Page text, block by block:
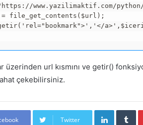
www.yazilimaktif.com/
file_get_contents($url);
üzerinden url kısmını ve getir()
çekebilirsiniz.
Twitter
LinkedIn